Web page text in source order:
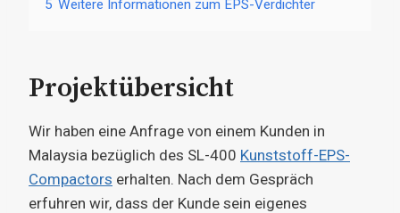
5 Weitere Informationen zum EPS-Verdichter
Projektübersicht
Wir haben eine Anfrage von einem Kunden in
Malaysia bezüglich des SL-400 Kunststoff-EPS-
Compactors erhalten. Nach dem Gespräch
erfuhren wir, dass der Kunde sein eigenes